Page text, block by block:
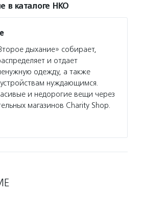
в каталоге НКО
дыхание» собирает,
и отдает
одежду, а также
нуждающимся.
и недорогие вещи через
магазинов Charity Shop.